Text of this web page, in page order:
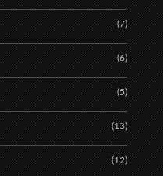
(7)
(6)
(5)
(13)
(12)